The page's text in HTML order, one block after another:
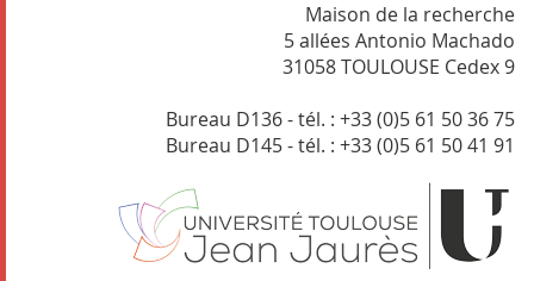
Maison de la recherche
5 allées Antonio Machado
31058 TOULOUSE Cedex 9
Bureau D136 - tél. : +33 (0)5 61 50 36 75
Bureau D145 - tél. : +33 (0)5 61 50 41 91